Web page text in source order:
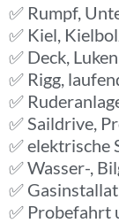
✅ Rumpf,
✅ Kiel,
✅ Deck,
✅ Rigg,
✅
✅ Saildrive,
✅ elektrische
✅ Wasser-,
✅
✅